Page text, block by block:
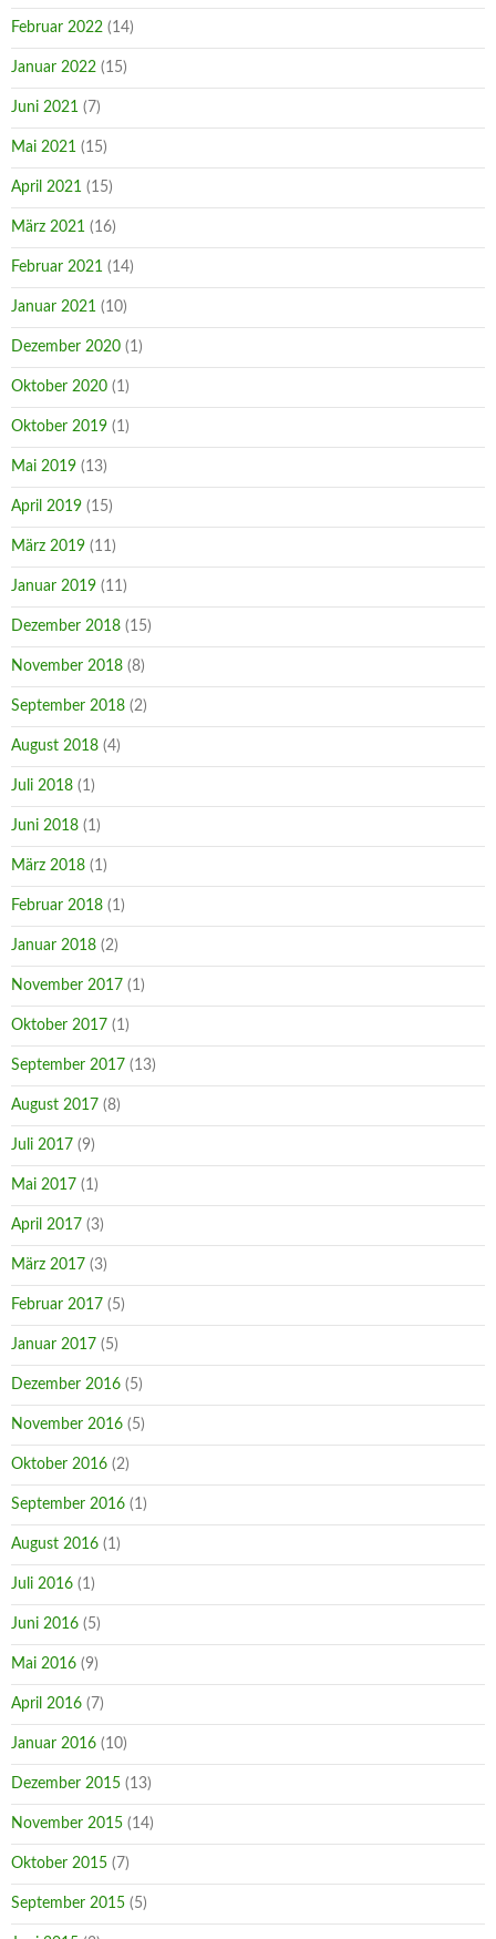
Februar 2022 (14)
Januar 2022 (15)
Juni 2021 (7)
Mai 2021 (15)
April 2021 (15)
März 2021 (16)
Februar 2021 (14)
Januar 2021 (10)
Dezember 2020 (1)
Oktober 2020 (1)
Oktober 2019 (1)
Mai 2019 (13)
April 2019 (15)
März 2019 (11)
Januar 2019 (11)
Dezember 2018 (15)
November 2018 (8)
September 2018 (2)
August 2018 (4)
Juli 2018 (1)
Juni 2018 (1)
März 2018 (1)
Februar 2018 (1)
Januar 2018 (2)
November 2017 (1)
Oktober 2017 (1)
September 2017 (13)
August 2017 (8)
Juli 2017 (9)
Mai 2017 (1)
April 2017 (3)
März 2017 (3)
Februar 2017 (5)
Januar 2017 (5)
Dezember 2016 (5)
November 2016 (5)
Oktober 2016 (2)
September 2016 (1)
August 2016 (1)
Juli 2016 (1)
Juni 2016 (5)
Mai 2016 (9)
April 2016 (7)
Januar 2016 (10)
Dezember 2015 (13)
November 2015 (14)
Oktober 2015 (7)
September 2015 (5)